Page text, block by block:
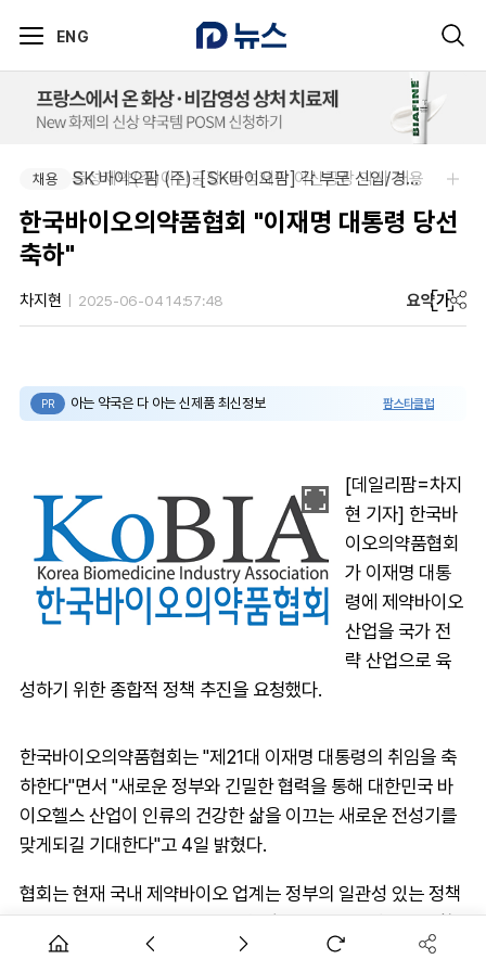
ENG
채용 동성제약(주)아산공장-동성제약 아산공장 약사 채용
채용 SK 바이오팜 (주)-[SK바이오팜] 각 부문 신입/경력 구성원 영입
한국바이오의약품협회 "이재명 대통령 당선
축하"
차지현 2025-06-04 14:57:48 요약가
PR 아는 약국은 다 아는 신제품 최신정보 팜스타클럽
[데일리팜=차지
현 기자] 한국바
이오의약품협회
가 이재명 대통
령에 제약바이오
산업을 국가 전
략 산업으로 육
성하기 위한 종합적 정책 추진을 요청했다.
한국바이오의약품협회는 "제21대 이재명 대통령의 취임을 축
하한다"면서 "새로운 정부와 긴밀한 협력을 통해 대한민국 바
이오헬스 산업이 인류의 건강한 삶을 이끄는 새로운 전성기를
맞게되길 기대한다"고 4일 밝혔다.
협회는 현재 국내 제약바이오 업계는 정부의 일관성 있는 정책
지원과 산·학·연·관이 하나 되는 협력체계 구축이 필요한 상황
이라고 강조했다.